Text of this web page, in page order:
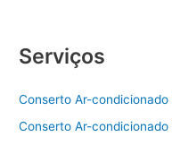
Serviços
Conserto Ar-condicionado
Conserto Ar-condicionado